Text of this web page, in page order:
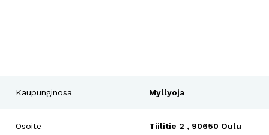
Kaupunginosa Myllyoja
Osoite Tiilitie 2 , 90650 Oulu